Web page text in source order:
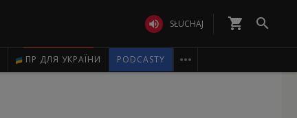
 SŁUCHAJ shopping_cart 
ПР ДЛЯ УКРАЇНИ PODCASTY 